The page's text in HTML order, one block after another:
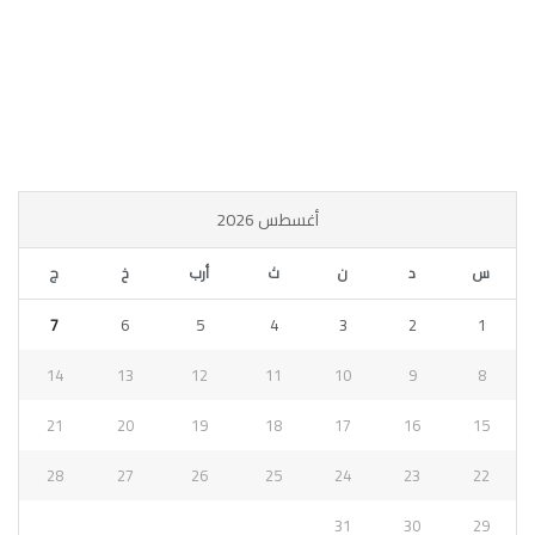
أغسطس 2026
س د ن ث أرب خ ج
1
2
3
4
5
6
7
8
9
10
11
12
13
14
15
16
17
18
19
20
21
22
23
24
25
26
27
28
29
30
31